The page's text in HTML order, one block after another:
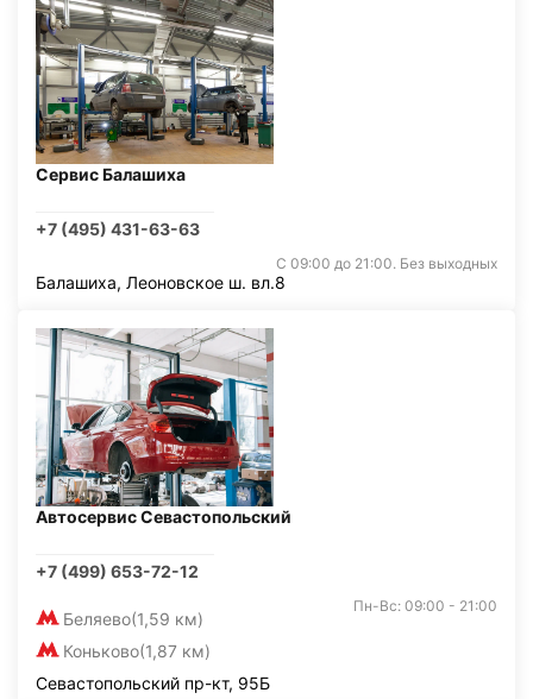
Сервис Балашиха
+7 (495) 431-63-63
С 09:00 до 21:00. Без выходных
Балашиха, Леоновское ш. вл.8
Автосервис Севастопольский
+7 (499) 653-72-12
Беляево(1,59 км)
Коньково(1,87 км)
Пн-Вс: 09:00 - 21:00
Севастопольский пр-кт, 95Б